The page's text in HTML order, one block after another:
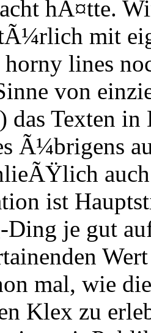
hÃ¤tte.
mit
horny lines
von
das Texten
Ã¼brigens
ist
je gut
mal, wie
Klex zu